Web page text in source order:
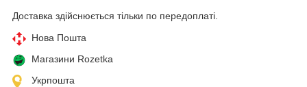
Доставка здійснюється тільки по передоплаті.
Нова Пошта
Магазини Rozetka
Укрпошта